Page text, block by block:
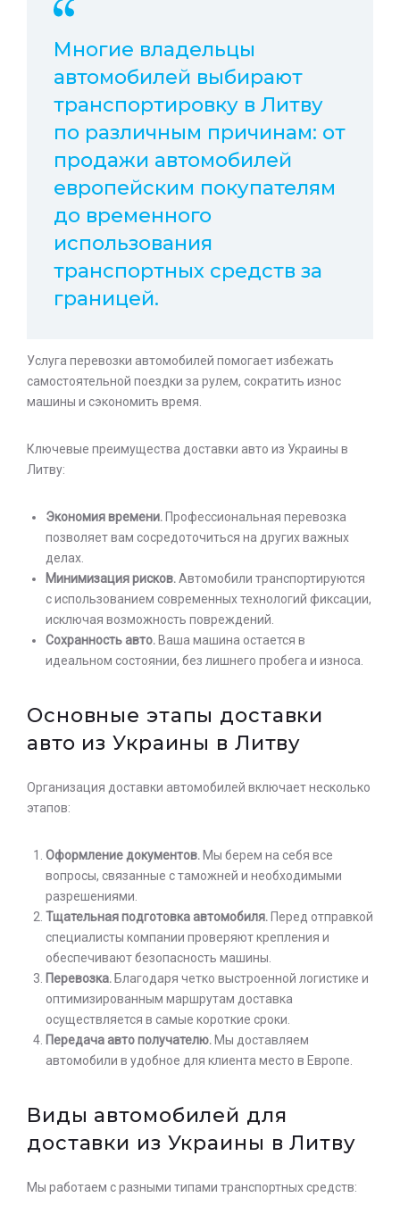
Многие владельцы
автомобилей выбирают
транспортировку в Литву
по различным причинам: от
продажи автомобилей
европейским покупателям
до временного
использования
транспортных средств за
границей.
Услуга перевозки автомобилей помогает избежать
самостоятельной поездки за рулем, сократить износ
машины и сэкономить время.
Ключевые преимущества доставки авто из Украины в
Литву:
Экономия времени. Профессиональная перевозка
позволяет вам сосредоточиться на других важных
делах.
Минимизация рисков.Автомобили транспортируются
с использованием современных технологий фиксации,
исключая возможность повреждений.
Сохранность авто. Ваша машина остается в
идеальном состоянии, без лишнего пробега и износа.
Основные этапы доставки
авто из Украины в Литву
Организация доставки автомобилей включает несколько
этапов:
Оформление документов. Мы берем на себя все
вопросы, связанные с таможней и необходимыми
разрешениями.
Тщательная подготовка автомобиля. Перед отправкой
специалисты компании проверяют крепления и
обеспечивают безопасность машины.
Перевозка. Благодаря четко выстроенной логистике и
оптимизированным маршрутам доставка
осуществляется в самые короткие сроки.
Передача авто получателю. Мы доставляем
автомобили в удобное для клиента место в Европе.
Виды автомобилей для
доставки из Украины в Литву
Мы работаем с разными типами транспортных средств: